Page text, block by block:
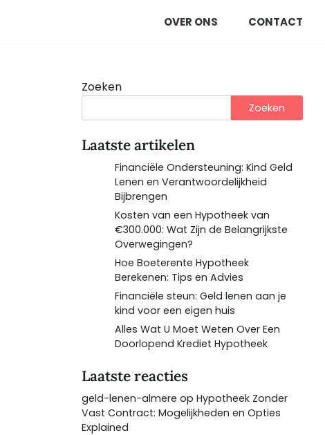
OVER ONS CONTACT
Zoeken
Zoeken
Laatste artikelen
Financiële Ondersteuning: Kind Geld
Lenen en Verantwoordelijkheid
Bijbrengen
Kosten van een Hypotheek van
€300.000: Wat Zijn de Belangrijkste
Overwegingen?
Hoe Boeterente Hypotheek
Berekenen: Tips en Advies
Financiële steun: Geld lenen aan je
kind voor een eigen huis
Alles Wat U Moet Weten Over Een
Doorlopend Krediet Hypotheek
Laatste reacties
geld-lenen-almere op Hypotheek Zonder
Vast Contract: Mogelijkheden en Opties
Explained